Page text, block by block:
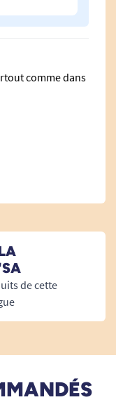
comme dans
de cette